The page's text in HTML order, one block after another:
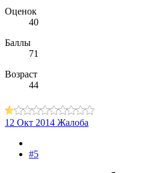
Оценок
40
Баллы
71
Возраст
44
12 Окт 2014 Жалоба
#5